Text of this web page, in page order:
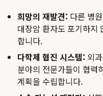
희망의 재발견: 다른 병
대장암 환자도 포기하지
합니다.
다학제 협진 시스템: 외
분야의 전문가들이 협력
계획을 수립합니다.